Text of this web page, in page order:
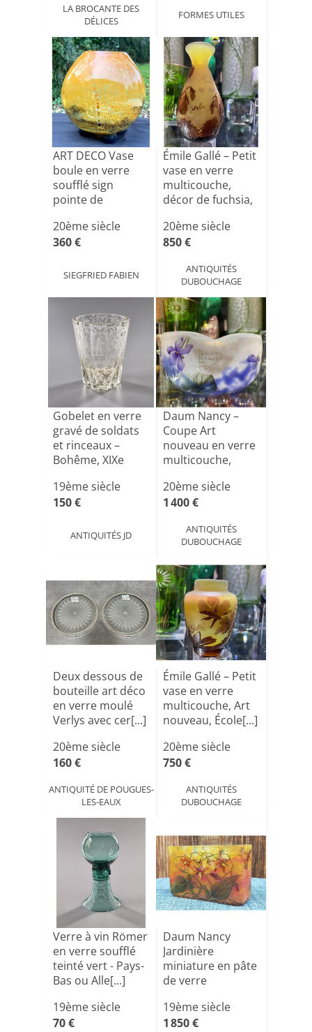
LA BROCANTE DES
DÉLICES
FORMES UTILES
ART DECO Vase
boule en verre
soufflé sign
pointe de
MULLE[...]
20ème siècle
360 €
SIEGFRIED FABIEN
Émile Gallé – Petit
vase en verre
multicouche,
décor de fuchsia,
20ème siècle
850 €
ANTIQUITÉS
DUBOUCHAGE
Gobelet en verre
gravé de soldats
et rinceaux –
Bohême, XIXe
19ème siècle
150 €
ANTIQUITÉS JD
Daum Nancy –
Coupe Art
nouveau en verre
multicouche,
20ème siècle
1 400 €
ANTIQUITÉS
DUBOUCHAGE
Deux dessous de
bouteille art déco
en verre moulé
Verlys avec cer[...]
20ème siècle
160 €
ANTIQUITÉ DE POUGUES-
LES-EAUX
Émile Gallé – Petit
vase en verre
multicouche, Art
nouveau, École[...]
20ème siècle
750 €
ANTIQUITÉS
DUBOUCHAGE
Verre à vin Römer
en verre soufflé
teinté vert - Pays-
Bas ou Alle[...]
19ème siècle
70 €
Daum Nancy
Jardinière
miniature en pâte
de verre
19ème siècle
1 850 €